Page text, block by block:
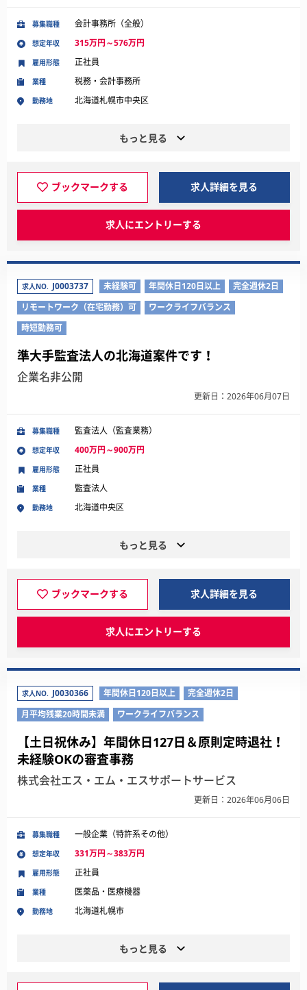
募集職種 会計事務所（全般）
想定年収 315万円～576万円
業種 税務・会計事務所
勤務地 北海道札幌市中央区
雇用形態 正社員
もっと見る
ブックマークする 求人詳細を見る
求人にエントリーする
求人NO. J0003737 未経験可 年間休日120日以上
完全週休2日
リモートワーク（在宅勤務）可
ワークライフバランス
時短勤務可
準大手監査法人の北海道案件です！
企業名非公開
更新日：2026年06月07日
募集職種 監査法人（監査業務）
想定年収 400万円～900万円
業種 監査法人
勤務地 北海道中央区
雇用形態 正社員
もっと見る
ブックマークする 求人詳細を見る
求人にエントリーする
求人NO. J0030366 年間休日120日以上
完全週休2日
月平均残業20時間未満
ワークライフバランス
【土日祝休み】年間休日127日＆原則定時退社！
未経験OKの審査事務
株式会社エス・エム・エスサポートサービス
更新日：2026年06月06日
募集職種 一般企業（特許系その他）
想定年収 331万円～383万円
業種 医薬品・医療機器
勤務地 北海道札幌市
雇用形態 正社員
もっと見る